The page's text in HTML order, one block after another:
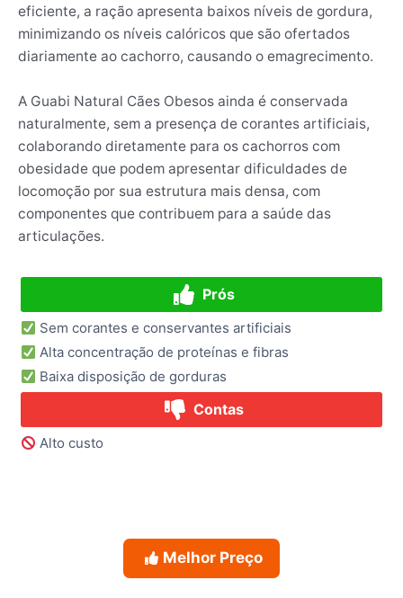
eficiente, a ração apresenta baixos níveis de gordura,
minimizando os níveis calóricos que são ofertados
diariamente ao cachorro, causando o emagrecimento.
A Guabi Natural Cães Obesos ainda é conservada
naturalmente, sem a presença de corantes artificiais,
colaborando diretamente para os cachorros com
obesidade que podem apresentar dificuldades de
locomoção por sua estrutura mais densa, com
componentes que contribuem para a saúde das
articulações.
Prós
Sem corantes e conservantes artificiais
Alta concentração de proteínas e fibras
Baixa disposição de gorduras
Contas
Alto custo
Melhor Preço